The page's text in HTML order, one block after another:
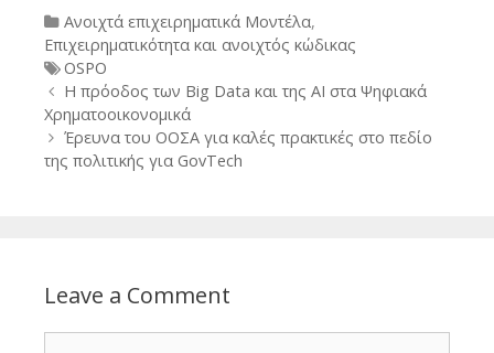
Categories
Ανοιχτά επιχειρηματικά Μοντέλα,
Επιχειρηματικότητα και ανοιχτός κώδικας
Tags
OSPO
Post
navigation
Η πρόοδος των Big Data και της AI στα Ψηφιακά
Χρηματοοικονομικά
Έρευνα του ΟΟΣΑ για καλές πρακτικές στο πεδίο
της πολιτικής για GovTech
Leave a Comment